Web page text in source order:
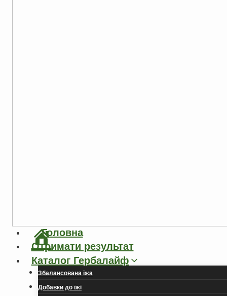
Головна
Отримати результат
Каталог Гербалайф
Збалансована їжа
Добавки до їжі